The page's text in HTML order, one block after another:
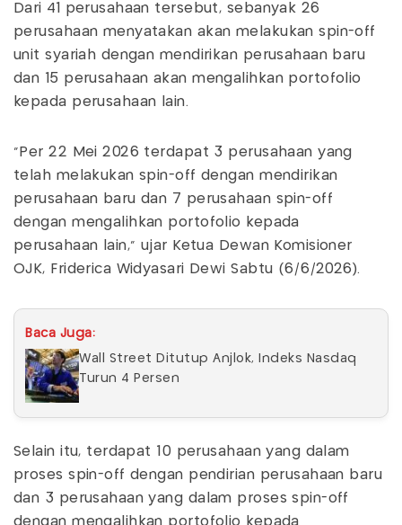
Dari 41 perusahaan tersebut, sebanyak 26
perusahaan menyatakan akan melakukan spin-off
unit syariah dengan mendirikan perusahaan baru
dan 15 perusahaan akan mengalihkan portofolio
kepada perusahaan lain.
"Per 22 Mei 2026 terdapat 3 perusahaan yang
telah melakukan spin-off dengan mendirikan
perusahaan baru dan 7 perusahaan spin-off
dengan mengalihkan portofolio kepada
perusahaan lain," ujar Ketua Dewan Komisioner
OJK, Friderica Widyasari Dewi Sabtu (6/6/2026).
Baca Juga:
Wall Street Ditutup Anjlok, Indeks Nasdaq
Turun 4 Persen
Selain itu, terdapat 10 perusahaan yang dalam
proses spin-off dengan pendirian perusahaan baru
dan 3 perusahaan yang dalam proses spin-off
dengan mengalihkan portofolio kepada